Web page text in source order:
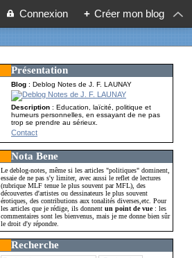
Connexion + Créer mon blog
Présentation
Blog : Deblog Notes de J. F. LAUNAY
Description: Education, laïcité, politique et
humeurs personnelles, en essayant de ne pas
trop se prendre au sérieux.
Contact
Nota Bene
Le deblog-notes, même si les articles "politiques" dominent,
essaie de ne pas s'y limiter, avec aussi le reflet de lectures
(rubrique MLF tenue le plus souvent par MFL), des
découvertes d'artistes ou dessinateurs le plus souvent
érotiques, des contributions aux tonalités diverses,etc. Pour
les articles que je rédige, ils donnentun point de vue: les
commentaires sont les bienvenus, mais je me donne bien sûr
le droit d'y répondre.
Recherche